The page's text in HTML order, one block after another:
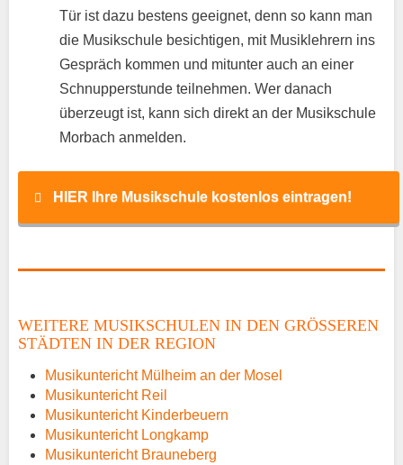
Tür ist dazu bestens geeignet, denn so kann man
die Musikschule besichtigen, mit Musiklehrern ins
Gespräch kommen und mitunter auch an einer
Schnupperstunde teilnehmen. Wer danach
überzeugt ist, kann sich direkt an der Musikschule
Morbach anmelden.
HIER Ihre Musikschule kostenlos eintragen!
WEITERE MUSIKSCHULEN IN DEN GRÖSSEREN S
TÄDTEN IN DER REGION
Musikuntericht Mülheim an der Mosel
Musikuntericht Reil
Musikuntericht Kinderbeuern
Musikuntericht Longkamp
Musikuntericht Brauneberg